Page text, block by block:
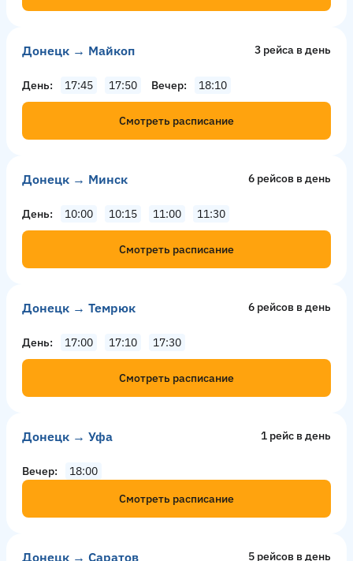
Донецк → Майкоп 3 рейсa в день
День 17:45 17:50 Вечер 18:10
Смотреть расписание
Донецк → Минск 6 рейсов в день
День 10:00 10:15 11:00 11:30
Смотреть расписание
Донецк → Темрюк 6 рейсов в день
День 17:00 17:10 17:30
Смотреть расписание
Донецк → Уфа 1 рейс в день
Вечер
18:00
Смотреть расписание
Донецк → Саратов 5 рейсов в день